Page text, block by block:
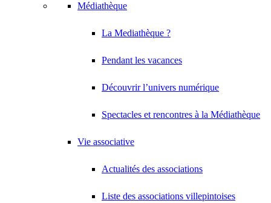
Médiathèque
La Mediathèque ?
Pendant les vacances
Découvrir l’univers numérique
Spectacles et rencontres à la Médiathèque
Vie associative
Actualités des associations
Liste des associations villepintoises